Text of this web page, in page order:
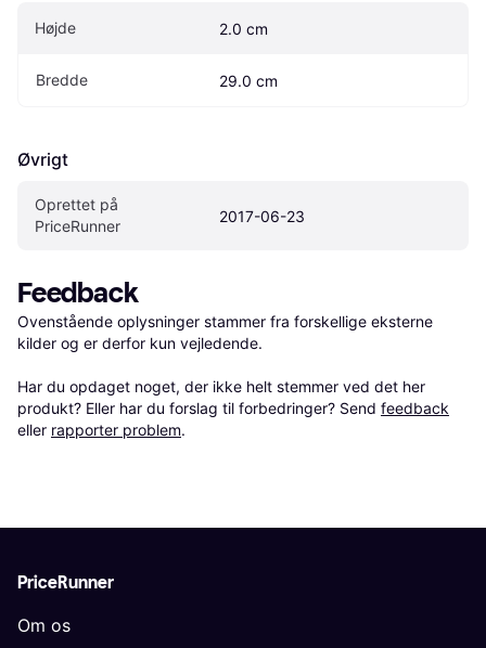
Højde 2.0 cm
Bredde 29.0 cm
Øvrigt
Oprettet på
PriceRunner
2017-06-23
Feedback
Ovenstående oplysninger stammer fra forskellige eksterne
kilder og er derfor kun vejledende.
Har du opdaget noget, der ikke helt stemmer ved det her
produkt? Eller har du forslag til forbedringer? Send feedback
eller rapporter problem.
PriceRunner
Om os